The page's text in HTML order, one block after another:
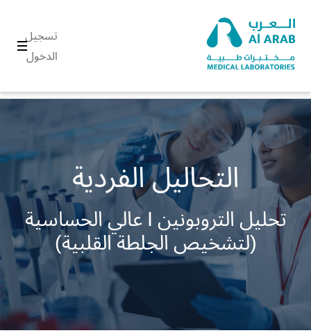
تسجيل
الدخول
التحاليل الفردية
تحليل التروبونين I عالي الحساسية
(لتشخيص الجلطة القلبية)